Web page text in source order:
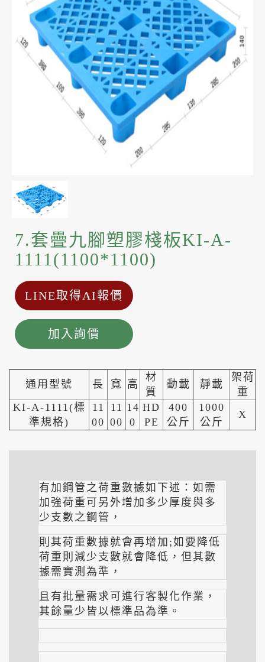
7.套疊九腳塑膠棧板KI-A-
1111(1100*1100)
LINE取得AI報價
加入詢價
通用型號 長 寬 高
材
質
動載 靜載
架荷
重
KI-A-1111(標
準規格)
11
00
11
00
14
0
HD
PE
400
公斤
1000
公斤
X
有加鋼管之荷重數據如下述：如需
加強荷重可另外增加多少厚度與多
少支數之鋼管，
則其荷重數據就會再增加;如要降低
荷重則減少支數就會降低，但其數
據需實測為準，
且有批量需求可進行客製化作業，
其餘量少皆以標準品為準。